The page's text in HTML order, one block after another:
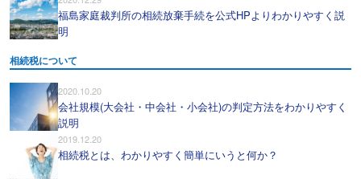
福島家庭裁判所の相続放棄手続を公式HPよりわかりやすく説
明
相続税について
2020.10.20
会社規模(大会社・中会社・小会社)の判定方法をわかりやすく
説明
2019.12.20
相続税とは、わかりやすく簡単にいうと何か？